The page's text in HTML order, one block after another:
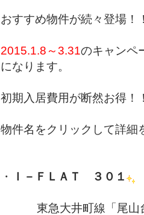
おすすめ物件が続々登場！
2015.1.8～3.31のキャンペ
になります。
初期入居費用が断然お得！
物件名をクリックして詳細
・ Ｉ－ＦＬＡＴ ３０１
東急大井町線「尾